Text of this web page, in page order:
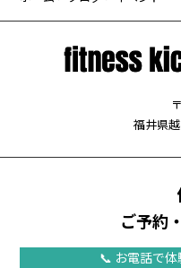
福井県
ご予約
📞 お電話で